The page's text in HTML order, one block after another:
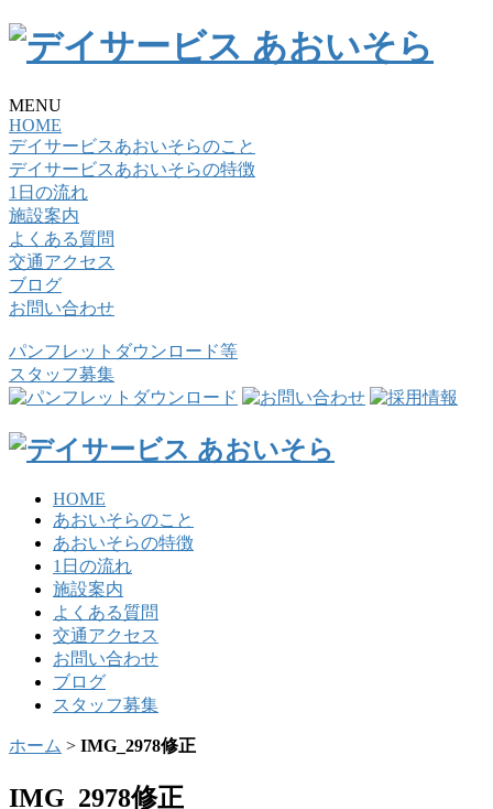
MENU
HOME
デイサービスあおいそらのこと
デイサービスあおいそらの特徴
1日の流れ
施設案内
よくある質問
交通アクセス
ブログ
お問い合わせ
パンフレットダウンロード等
スタッフ募集
HOME
あおいそらのこと
あおいそらの特徴
1日の流れ
施設案内
よくある質問
交通アクセス
お問い合わせ
ブログ
スタッフ募集
ホーム > IMG_2978修正
IMG_2978修正